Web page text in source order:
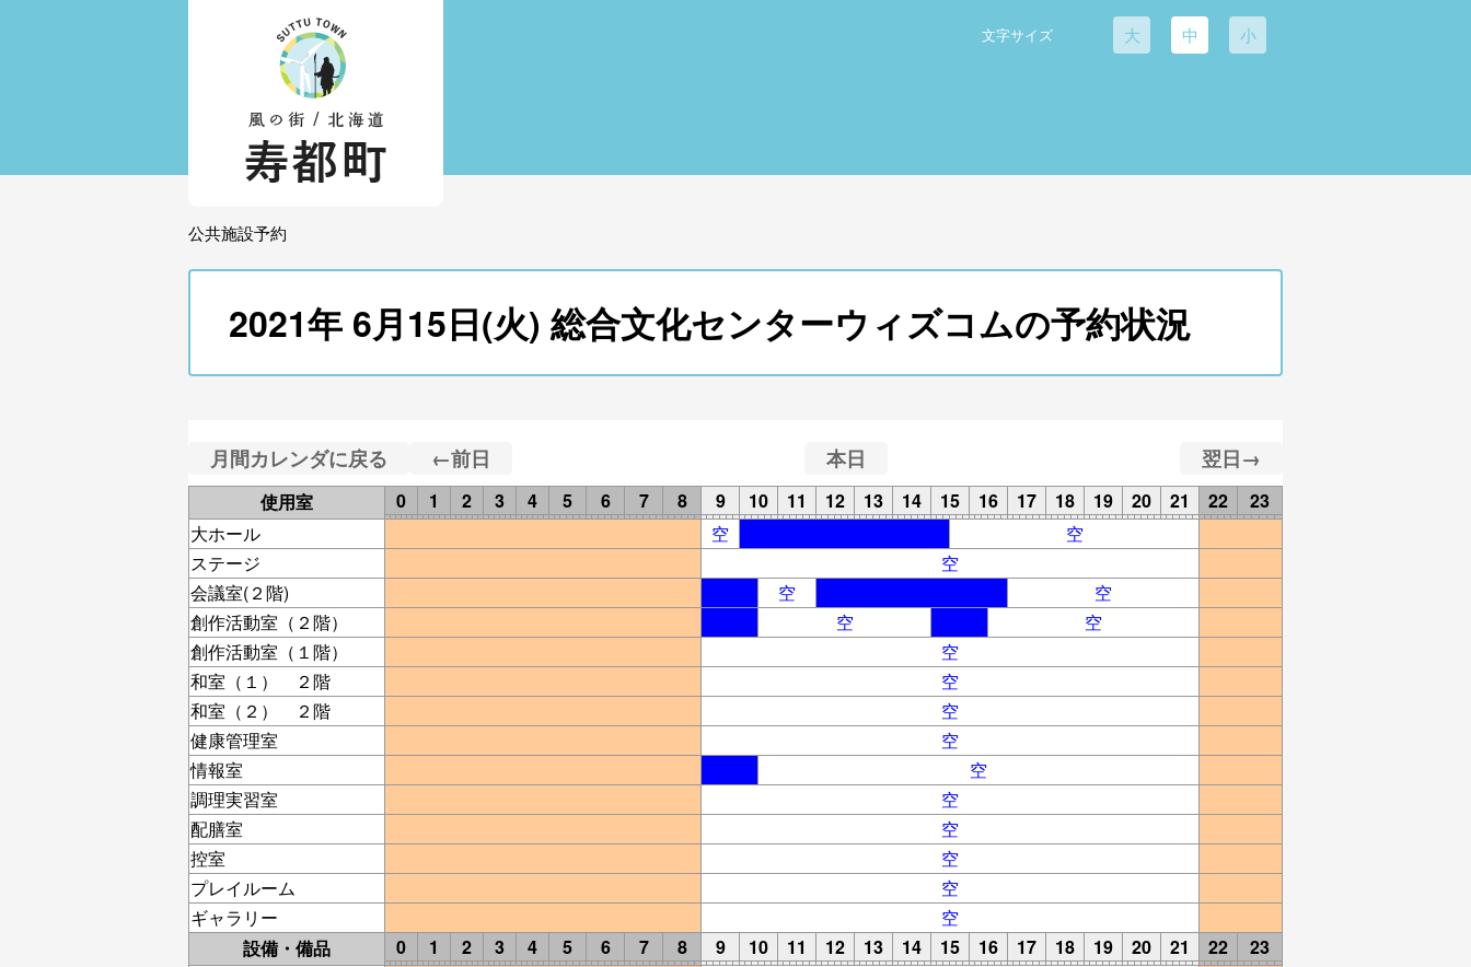
文字サイズ 大 中 小
公共施設予約
2021年 6月15日(火) 総合文化センターウィズコムの予約状況
月間カレンダに戻る ←前日 本日 翌日→
使用室 0 1 2 3 4 5 6 7 8 9 10 11 12 13 14 15 16 17 18 19 20 21 22
23
大ホール
空
空
ステージ
空
会議室(２階)
空
空
創作活動室（２階）
空
空
創作活動室（１階）
空
和室（１） ２階
空
和室（２） ２階
空
健康管理室
空
情報室
空
調理実習室
空
配膳室
空
控室
空
プレイルーム
空
ギャラリー
空
設備・備品
0 1 2 3 4 5 6 7 8 9 10 11 12 13 14 15 16 17 18 19 20 21 22
23